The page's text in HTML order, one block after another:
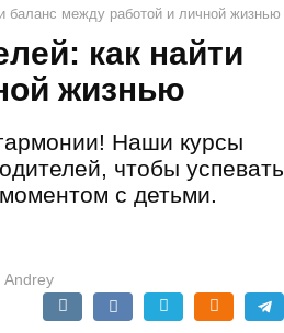
баланс между работой и личной жизнью
как найти
жизнью
Наши курсы
чтобы успевать
с детьми.
Andrey